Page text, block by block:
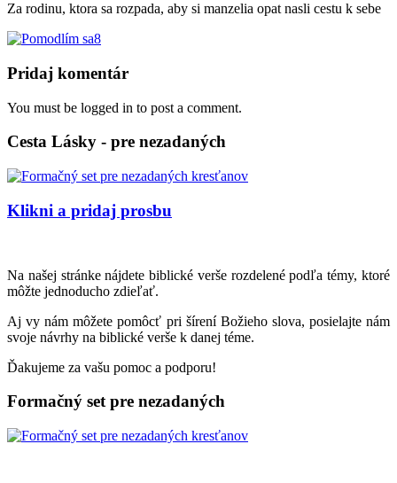
Za rodinu, ktora sa rozpada, aby si manzelia opat nasli cestu k sebe
8
Pridaj komentár
You must be logged in to post a comment.
Cesta Lásky - pre nezadaných
Klikni a pridaj prosbu
Na našej stránke nájdete biblické verše rozdelené podľa témy, ktoré
môžte jednoducho zdieľať.
Aj vy nám môžete pomôcť pri šírení Božieho slova, posielajte nám
svoje návrhy na biblické verše k danej téme.
Ďakujeme za vašu pomoc a podporu!
Formačný set pre nezadaných